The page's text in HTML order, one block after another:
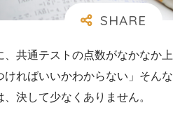
、共通テストの点数がなかなか上
ればいいかわからない」そんな
決して少なくありません。